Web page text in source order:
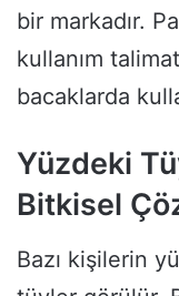
bir markadır.
kullanım
bacaklarda
Yüzdeki
Bitkisel
Bazı kişilerin